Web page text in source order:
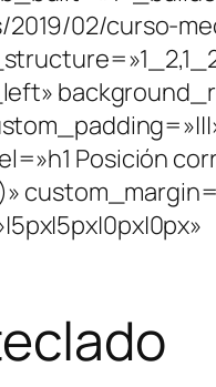
02/curso-
Posición